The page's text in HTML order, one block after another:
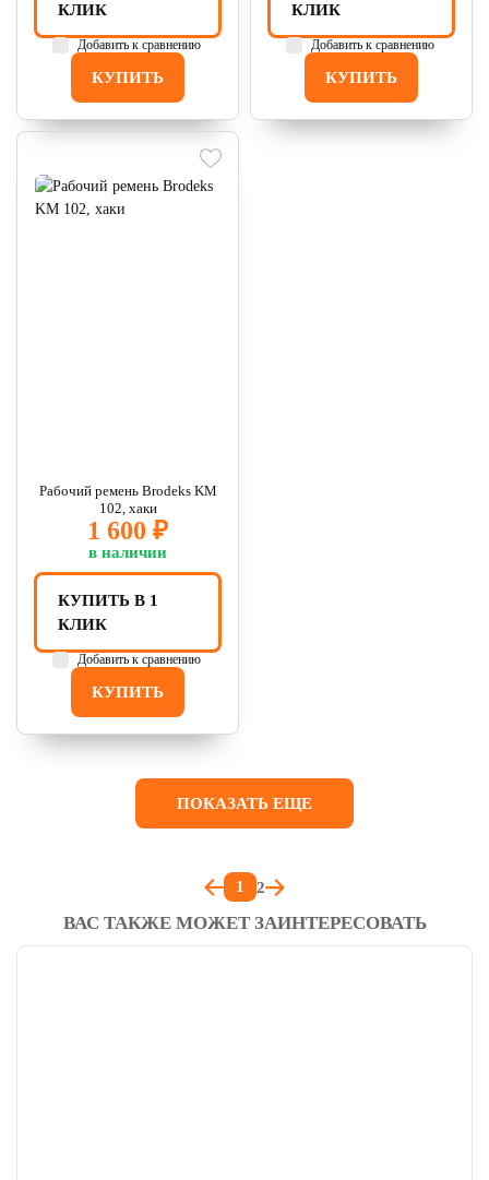
КУПИТЬ
КЛИК
Добавить к сравнению
КУПИТЬ
КЛИК
Добавить к сравнению
Рабочий ремень Brodeks KM
102, хаки
1 600 ₽
в наличии
КУПИТЬ
КУПИТЬ В 1
КЛИК
Добавить к сравнению
ПОКАЗАТЬ ЕЩЕ
1 2
ВАС ТАКЖЕ МОЖЕТ ЗАИНТЕРЕСОВАТЬ